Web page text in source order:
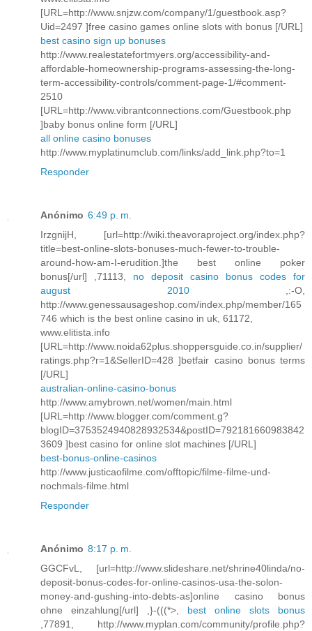
[URL=http://www.snjzw.com/company/1/guestbook.asp?
Uid=2497 ]free casino games online slots with bonus [/URL]
best casino sign up bonuses
http://www.realestatefortmyers.org/accessibility-and-
affordable-homeownership-programs-assessing-the-long-
term-accessibility-controls/comment-page-1/#comment-
2510
[URL=http://www.vibrantconnections.com/Guestbook.php
]baby bonus online form [/URL]
all online casino bonuses
http://www.myplatinumclub.com/links/add_link.php?to=1
Responder
Anónimo 6:49 p. m.
IrzgnijH, [url=http://wiki.theavoraproject.org/index.php?
title=best-online-slots-bonuses-much-fewer-to-trouble-
around-how-am-I-erudition.]the best online poker
bonus[/url] ,71113, no deposit casino bonus codes for
august 2010,:-O,
http://www.genessausageshop.com/index.php/member/165
746 which is the best online casino in uk, 61172,
www.elitista.info
[URL=http://www.noida62plus.shoppersguide.co.in/supplier/
ratings.php?r=1&SellerID=428 ]betfair casino bonus terms
[/URL]
australian-online-casino-bonus
http://www.amybrown.net/women/main.html
[URL=http://www.blogger.com/comment.g?
blogID=3753524940828932534&postID=792181660983842
3609 ]best casino for online slot machines [/URL]
best-bonus-online-casinos
http://www.justicaofilme.com/offtopic/filme-filme-und-
nochmals-filme.html
Responder
Anónimo 8:17 p. m.
GGCFvL, [url=http://www.slideshare.net/shrine40linda/no-
deposit-bonus-codes-for-online-casinos-usa-the-solon-
money-and-gushing-into-debts-as]online casino bonus
ohne einzahlung[/url] ,}-(((*>, best online slots bonus
,77891, http://www.myplan.com/community/profile.php?